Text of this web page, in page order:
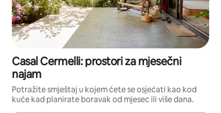
Casal Cermelli: prostori za mjesečni
najam
Potražite smještaj u kojem ćete se osjećati kao kod
kuće kad planirate boravak od mjesec ili više dana.